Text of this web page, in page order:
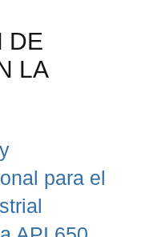
DE
LA
para el